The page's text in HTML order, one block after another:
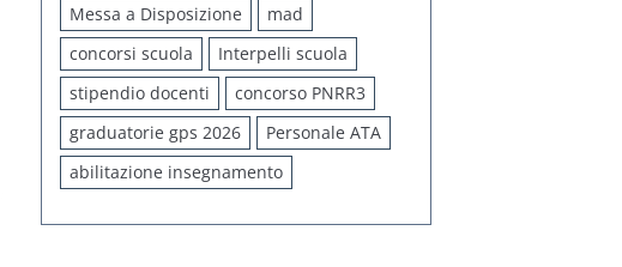
Messa a Disposizione
mad
concorsi scuola
Interpelli scuola
stipendio docenti
concorso PNRR3
graduatorie gps 2026
Personale ATA
abilitazione insegnamento